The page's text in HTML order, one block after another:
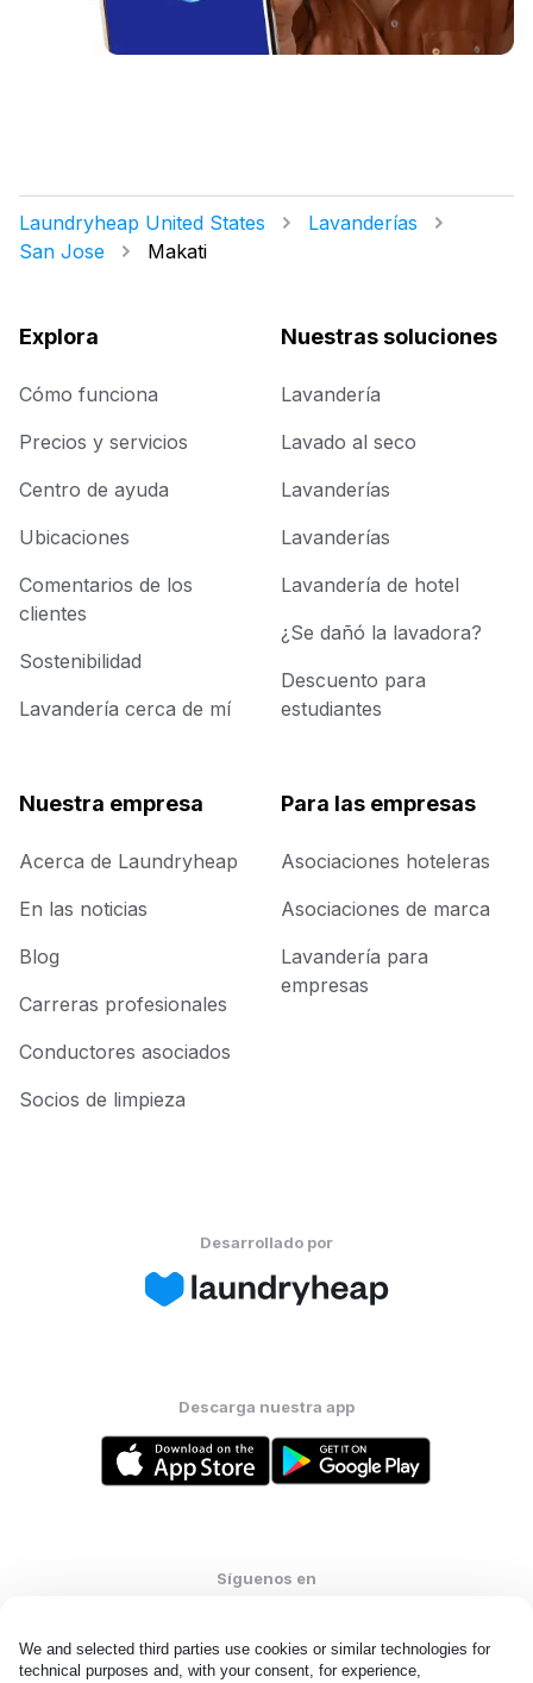
We and selected third parties use cookies or similar technologies for
technical purposes and, with your consent, for experience,
Laundryheap United States
Lavanderías
San Jose
Makati
Explora
Cómo funciona
Precios y servicios
Centro de ayuda
Ubicaciones
Comentarios de los
clientes
Sostenibilidad
Lavandería cerca de mí
Nuestras soluciones
Lavandería
Lavado al seco
Lavanderías
Lavanderías
Lavandería de hotel
¿Se dañó la lavadora?
Descuento para
estudiantes
Nuestra empresa
Acerca de Laundryheap
En las noticias
Blog
Carreras profesionales
Conductores asociados
Socios de limpieza
Para las empresas
Asociaciones hoteleras
Asociaciones de marca
Lavandería para
empresas
Desarrollado por
Descarga nuestra app
Síguenos en